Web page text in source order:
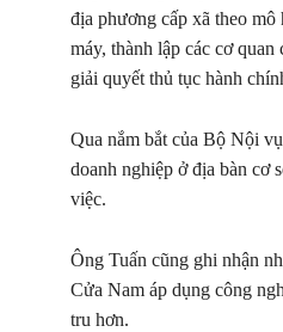
địa phương cấp xã theo
máy, thành lập các cơ
giải quyết thủ tục hành
Qua nắm bắt của Bộ Nội
doanh nghiệp ở địa bàn cơ
việc.
Ông Tuấn cũng ghi nhận
Cửa Nam áp dụng công
tru hơn.